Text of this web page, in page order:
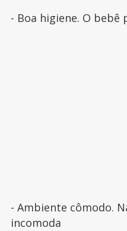
- Boa higiene. O
- Ambiente cômodo.
incomoda